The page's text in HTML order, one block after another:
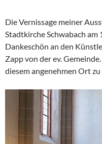
Die Vernissage meiner
Stadtkirche Schwabach am
Dankeschön an den
Zapp von der ev.
diesem angenehmen Ort zu